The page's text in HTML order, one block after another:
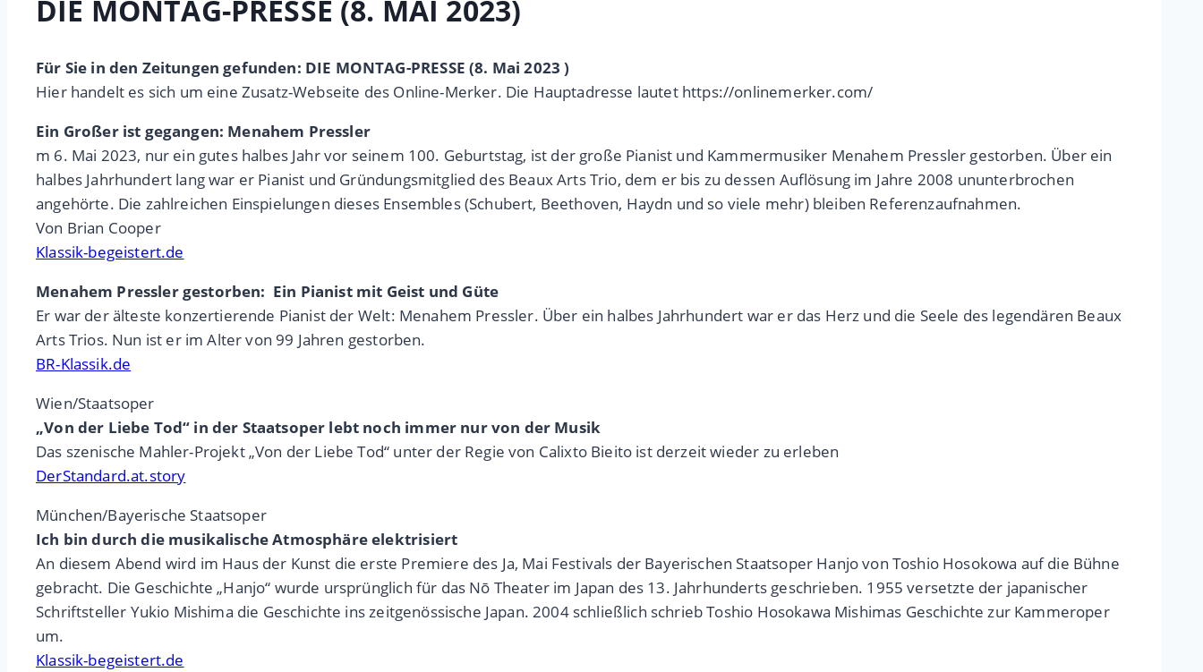
DIE MONTAG-PRESSE (8. MAI 2023)
Für Sie in den Zeitungen gefunden: DIE MONTAG-PRESSE (8. Mai 2023 )
Hier handelt es sich um eine Zusatz-Webseite des Online-Merker. Die Hauptadresse lautet https://onlinemerker.com/
Ein Großer ist gegangen: Menahem Pressler
m 6. Mai 2023, nur ein gutes halbes Jahr vor seinem 100. Geburtstag, ist der große Pianist und Kammermusiker Menahem Pressler gestorben. Über ein
halbes Jahrhundert lang war er Pianist und Gründungsmitglied des Beaux Arts Trio, dem er bis zu dessen Auflösung im Jahre 2008 ununterbrochen
angehörte. Die zahlreichen Einspielungen dieses Ensembles (Schubert, Beethoven, Haydn und so viele mehr) bleiben Referenzaufnahmen.
Von Brian Cooper
Klassik-begeistert.de
Menahem Pressler gestorben: Ein Pianist mit Geist und Güte
Er war der älteste konzertierende Pianist der Welt: Menahem Pressler. Über ein halbes Jahrhundert war er das Herz und die Seele des legendären Beaux
Arts Trios. Nun ist er im Alter von 99 Jahren gestorben.
BR-Klassik.de
Wien/Staatsoper
„Von der Liebe Tod“ in der Staatsoper lebt noch immer nur von der Musik
Das szenische Mahler-Projekt „Von der Liebe Tod“ unter der Regie von Calixto Bieito ist derzeit wieder zu erleben
DerStandard.at.story
München/Bayerische Staatsoper
Ich bin durch die musikalische Atmosphäre elektrisiert
An diesem Abend wird im Haus der Kunst die erste Premiere des Ja, Mai Festivals der Bayerischen Staatsoper Hanjo von Toshio Hosokowa auf die Bühne
gebracht. Die Geschichte „Hanjo“ wurde ursprünglich für das Nō Theater im Japan des 13. Jahrhunderts geschrieben. 1955 versetzte der japanischer
Schriftsteller Yukio Mishima die Geschichte ins zeitgenössische Japan. 2004 schließlich schrieb Toshio Hosokawa Mishimas Geschichte zur Kammeroper
um.
Klassik-begeistert.de